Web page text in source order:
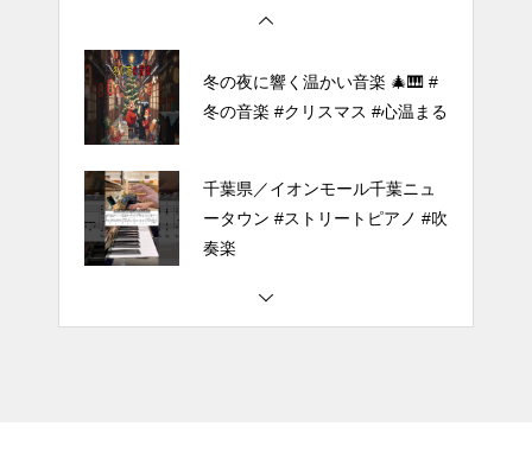
冬の夜に響く温かい音楽 🎄🎹 #
冬の音楽 #クリスマス #心温まる
千葉県／イオンモール千葉ニュ
ータウン #ストリートピアノ #吹
奏楽